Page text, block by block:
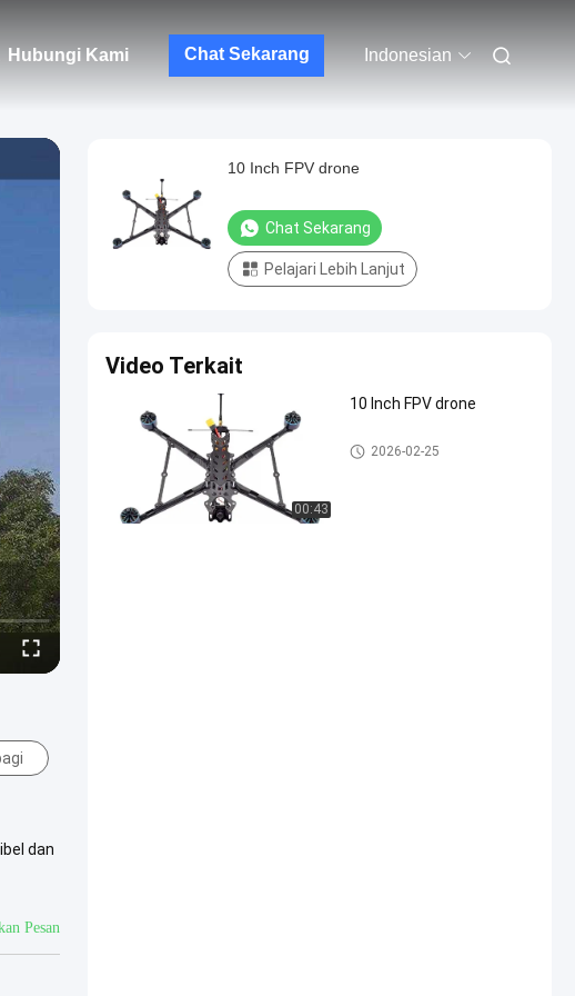
Hubungi Kami Chat Sekarang Indonesian
dan
Pesan
10 Inch FPV drone
Chat Sekarang
Pelajari Lebih Lanjut
Video Terkait
00:43
10 Inch FPV drone
Drone FPV
2026-02-25